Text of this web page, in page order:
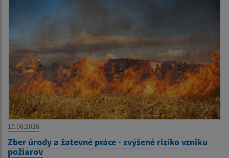
15.06.2026
Zber úrody a žatevné práce - zvýšené riziko vzniku
požiarov